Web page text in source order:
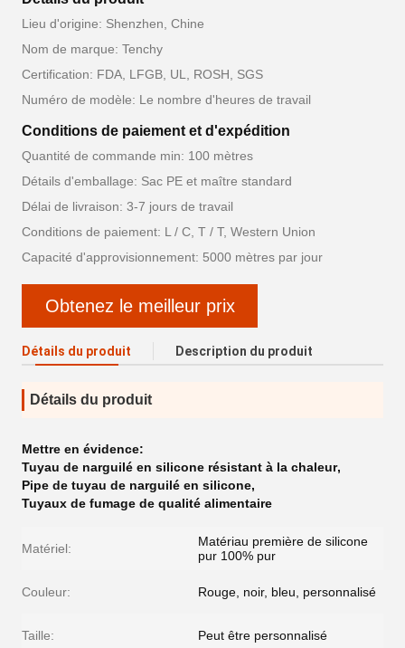
Lieu d'origine: Shenzhen, Chine
Nom de marque: Tenchy
Certification: FDA, LFGB, UL, ROSH, SGS
Numéro de modèle: Le nombre d'heures de travail
Conditions de paiement et d'expédition
Quantité de commande min: 100 mètres
Détails d'emballage: Sac PE et maître standard
Délai de livraison: 3-7 jours de travail
Conditions de paiement: L / C, T / T, Western Union
Capacité d'approvisionnement: 5000 mètres par jour
Obtenez le meilleur prix
Détails du produit Description du produit
Détails du produit
Mettre en évidence:
Tuyau de narguilé en silicone résistant à la chaleur,
Pipe de tuyau de narguilé en silicone,
Tuyaux de fumage de qualité alimentaire
Matériel:
Matériau première de silicone
pur 100% pur
Couleur: Rouge, noir, bleu, personnalisé
Taille: Peut être personnalisé